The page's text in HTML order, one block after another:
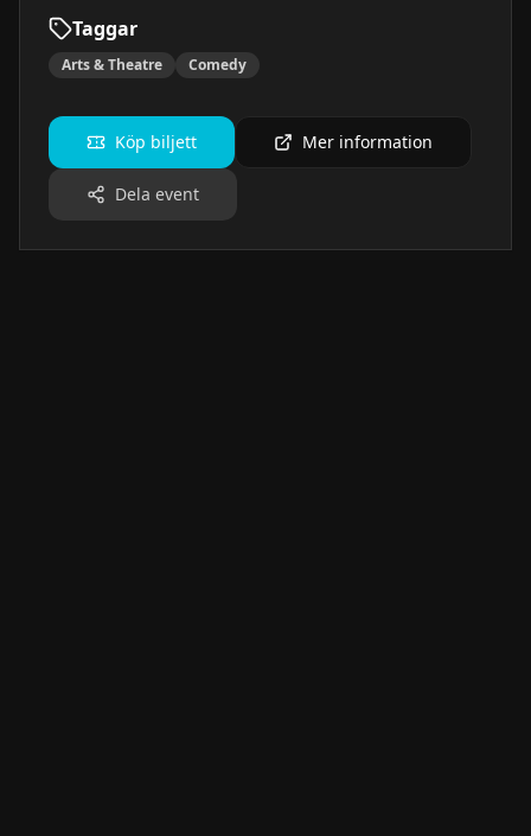
Taggar
Arts & Theatre Comedy
Köp biljett Mer information
Dela event